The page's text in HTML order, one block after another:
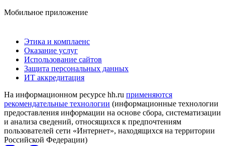
Мобильное приложение
Этика и комплаенс
Оказание услуг
Использование сайтов
Защита персональных данных
ИТ аккредитация
На информационном ресурсе hh.ru применяются
рекомендательные технологии (информационные технологии
предоставления информации на основе сбора, систематизации
и анализа сведений, относящихся к предпочтениям
пользователей сети «Интернет», находящихся на территории
Российской Федерации)